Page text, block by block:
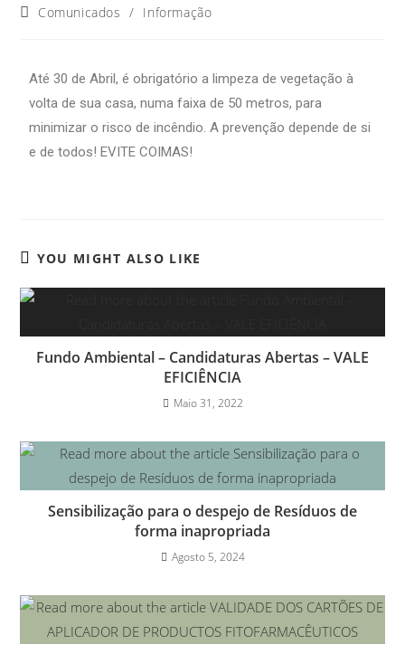
Comunicados / Informação
Até 30 de Abril, é obrigatório a limpeza de vegetação à
volta de sua casa, numa faixa de 50 metros, para
minimizar o risco de incêndio. A prevenção depende de si
e de todos! EVITE COIMAS!
YOU MIGHT ALSO LIKE
Fundo Ambiental – Candidaturas Abertas – VALE
EFICIÊNCIA
Maio 31, 2022
Sensibilização para o despejo de Resíduos de
forma inapropriada
Agosto 5, 2024